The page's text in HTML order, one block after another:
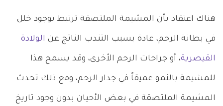
هناك اعتقاد بأن المشيمة الملتصقة ترتبط بوجود خلل
في بطانة الرحم، عادة بسبب التندب الناتج عن الولادة
القيصرية، أو جراحات الرحم الأخرى، وقد يسمح هذا
للمشيمة بالنمو عميقاً في جدار الرحم، ومع ذلك تحدث
المشيمة الملتصقة في بعض الأحيان بدون وجود تاريخ